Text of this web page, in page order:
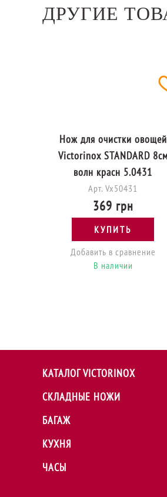
КУПИТЬ
ДРУГИЕ
Нож для очистки овощей
Victorinox STANDARD 8см
волн красн 5.0431
Арт. Vx50431
В наличии